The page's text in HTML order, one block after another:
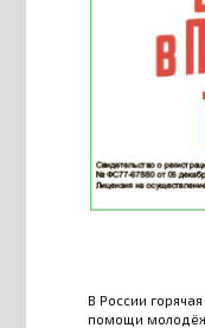
В России
помощи